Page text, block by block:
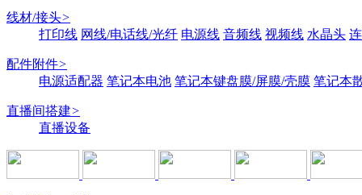
线材/接头>
打印线 网线/电话线/光纤 电源线 音频线 视频线 水晶头
配件附件>
电源适配器 笔记本电池 笔记本键盘膜/屏膜/壳膜 笔记本
直播间搭建>
直播设备